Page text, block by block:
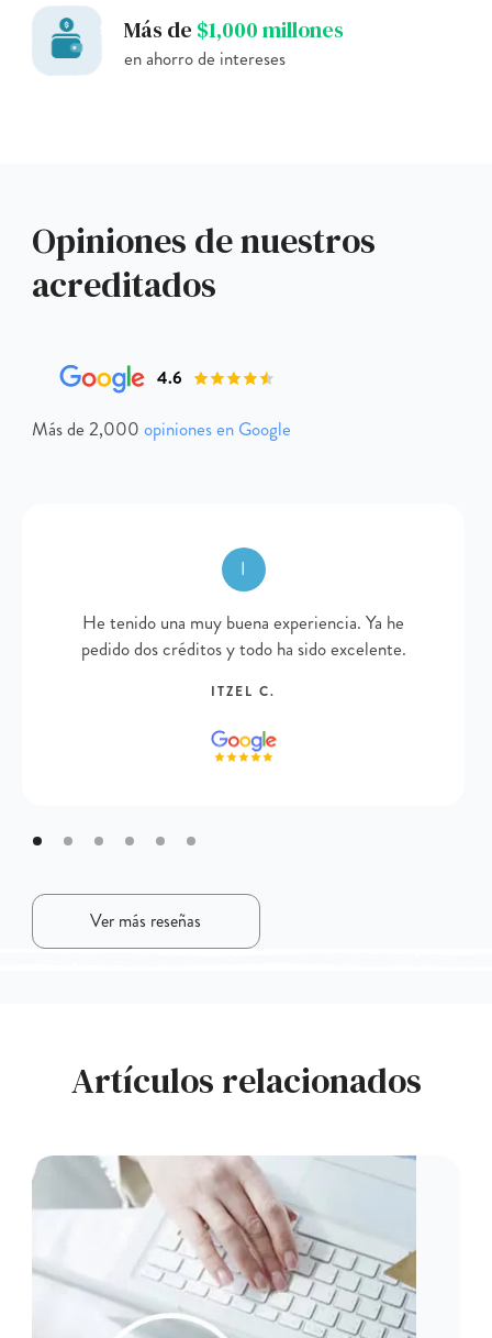
Más de $1,000 millones
en ahorro de intereses
Opiniones de nuestros
acreditados
4.6
Más de 2,000 opiniones en Google
I
He tenido una muy buena experiencia. Ya he
pedido dos créditos y todo ha sido excelente.
ITZEL C.
Ver más reseñas
Artículos relacionados